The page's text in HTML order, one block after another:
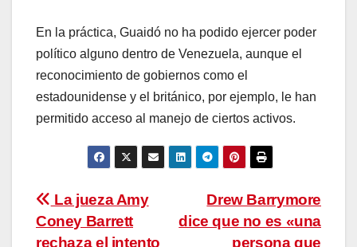
En la práctica, Guaidó no ha podido ejercer poder
político alguno dentro de Venezuela, aunque el
reconocimiento de gobiernos como el
estadounidense y el británico, por ejemplo, le han
permitido acceso al manejo de ciertos activos.
Navegación
de
Drew Barrymore
dice que no es «una
persona que
La jueza Amy
Coney Barrett
rechaza el intento